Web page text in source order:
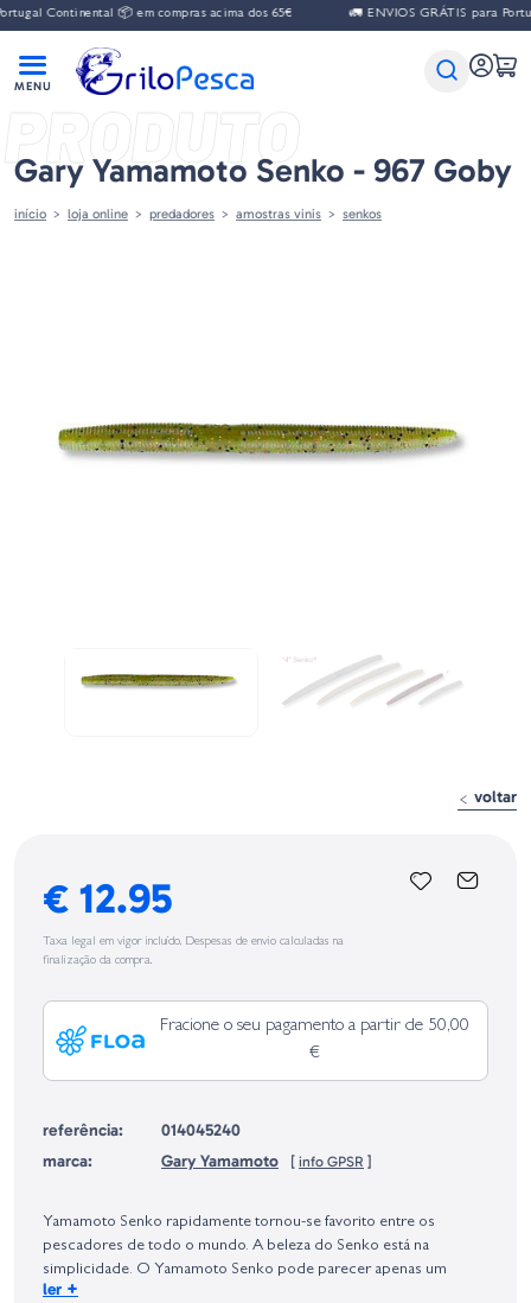
Continental 📦 em compras acima dos 65€ 🚛 ENVIOS GRÁTIS para Portugal
PRODUTO
Gary Yamamoto Senko - 967 Goby
início loja online predadores amostras vinis senkos
voltar
€ 12.95
Taxa legal em vigor incluído. Despesas de envio calculadas na
finalização da compra.
Fracione o seu pagamento a partir de 50,00
€
referência:
014045240
marca:
Gary Yamamoto [ info GPSR ]
Geral sobre a Segurança dos Produtos (GPSR):
Yamamoto Senko rapidamente tornou-se favorito entre os
pescadores de todo o mundo. A beleza do Senko está na
simplicidade. O Yamamoto Senko pode parecer apenas um
verme plástico grosso e redondo, mas a taxa de queda criada a
ler +